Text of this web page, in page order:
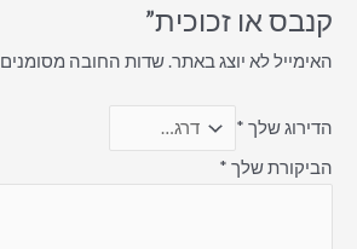
קנבס או זכוכית”
האימייל לא יוצג באתר.שדות החובה מסומנים
הדירוג שלך *
הביקורת שלך *